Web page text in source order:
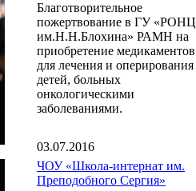
Благотворительное
пожертвование в ГУ «РОНЦ
им.Н.Н.Блохина» РАМН на
приобретение медикаментов
для лечения и оперирования
детей, больных
онкологическими
заболеваниями.
03.07.2016
ЧОУ «Школа-интернат им.
Преподобного Сергия»